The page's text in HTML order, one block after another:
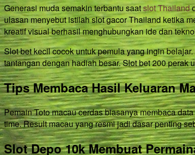
Generasi muda semakin terbantu saatslot Thailand
ulasan menyebut istilah slot gacor Thailand ketika
kreatif visual berhasil menghubungkan ide dan
Slot bet kecil cocok untuk pemula yang ingin
tantangan dengan hadiah besar. Slot bet 200 perak
Tips Membaca Hasil Keluaran
Pemain Toto macau cerdas biasanya membaca
time. Result macau yang resmi jadi dasar penting
Slot Depo 10k Membuat